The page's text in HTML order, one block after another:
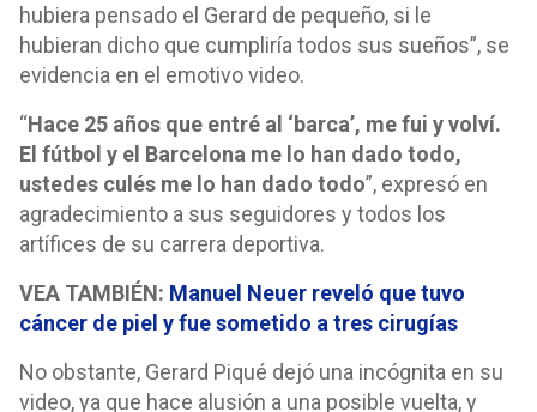
hubiera pensado el Gerard de pequeño, si le
hubieran dicho que cumpliría todos sus sueños”, se
evidencia en el emotivo video.
“Hace 25 años que entré al ‘barca’, me fui y volví.
El fútbol y el Barcelona me lo han dado todo,
ustedes culés me lo han dado todo”, expresó en
agradecimiento a sus seguidores y todos los
artífices de su carrera deportiva.
VEA TAMBIÉN: Manuel Neuer reveló que tuvo
cáncer de piel y fue sometido a tres cirugías
No obstante, Gerard Piqué dejó una incógnita en su
video, ya que hace alusión a una posible vuelta, y